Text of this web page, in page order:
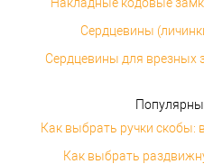
Сердцевины
Сердцевины для
Как выбрать ручки скобы:
Как выбрать